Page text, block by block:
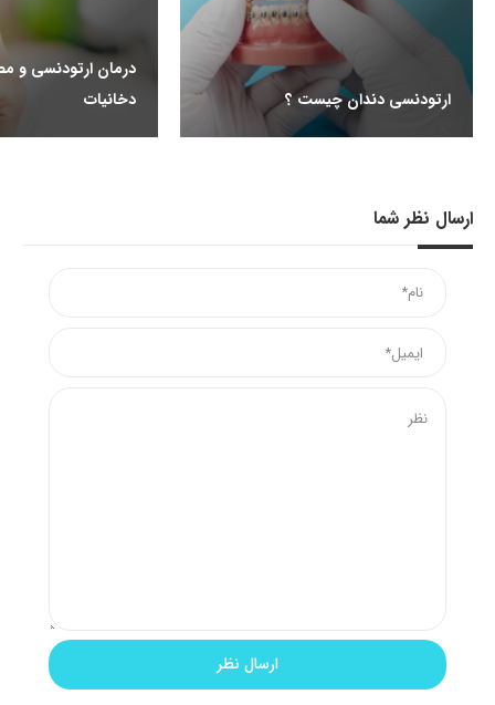
ارتودنسی دندان چیست ؟
درمان ارتودنسی و
دخانیات
ارسال نظر شما